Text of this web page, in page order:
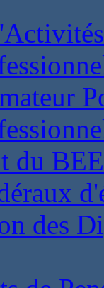
du
des